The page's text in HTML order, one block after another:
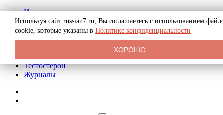
История
Биография
Криминал
Реклама на сайте
Тестостерон
Журналы
Используя сайт russian7.ru, Вы соглашаетесь с использованием
cookie, которые указаны в Политике конфиденциальности
ХОРОШО